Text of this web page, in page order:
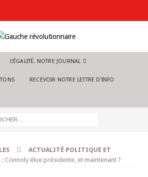
L’ÉGALITÉ, NOTRE JOURNAL
RECEVOIR NOTRE LETTRE D’INFO
ACTUALITÉ POLITIQUE ET
Connoly élue présidente, et maintenant ?